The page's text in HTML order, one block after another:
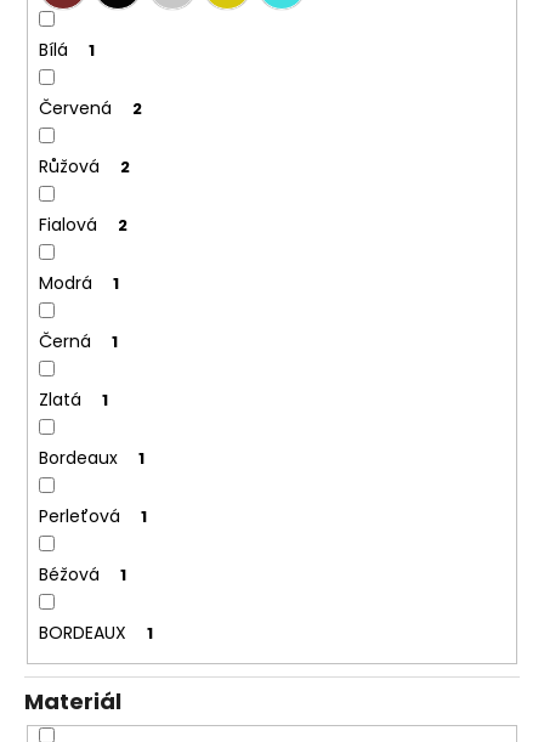
Bílá 1
Červená 2
Růžová 2
Fialová 2
Modrá 1
Černá 1
Zlatá 1
Bordeaux 1
Perleťová 1
Béžová 1
BORDEAUX 1
Materiál